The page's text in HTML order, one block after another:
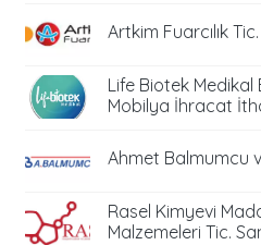
Artkim Fuarcılık Tic.
Life Biotek Medikal
Mobilya İhracat
Ahmet Balmumcu
Rasel Kimyevi
Malzemeleri Tic.